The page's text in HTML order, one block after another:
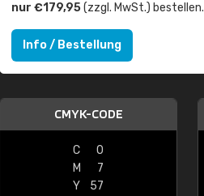
nur €179,95(zzgl. MwSt.) bestellen.
Info / Bestellung
CMYK-CODE
C
0
M
7
Y
57